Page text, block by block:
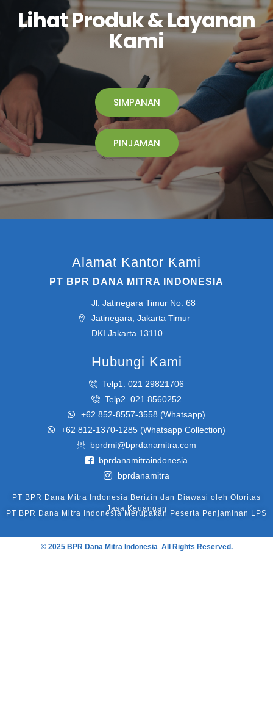
Lihat Produk & Layanan
Kami
SIMPANAN
PINJAMAN
Alamat Kantor Kami
PT BPR DANA MITRA INDONESIA
Jl. Jatinegara Timur No. 68
Jatinegara, Jakarta Timur
DKI Jakarta 13110
Hubungi Kami
Telp1. 021 29821706
Telp2. 021 8560252​
+62 852-8557-3558 (Whatsapp)
+62 812-1370-1285 (Whatsapp Collection)
bprdmi@bprdanamitra.com
bprdanamitraindonesia
bprdanamitra
PT BPR Dana Mitra Indonesia Berizin dan Diawasi oleh Otoritas
Jasa Keuangan
PT BPR Dana Mitra Indonesia Merupakan Peserta Penjaminan LPS
© 2025 BPR Dana Mitra Indonesia All Rights Reserved.